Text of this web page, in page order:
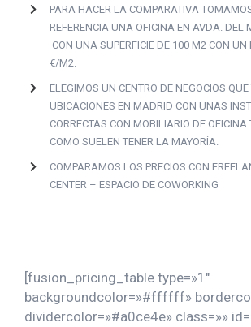
PARA HACER LA COMPARATIVA
REFERENCIA UNA OFICINA EN AVDA. DEL
CON UNA SUPERFICIE DE 100 M2 CON UN
€/M2.
ELEGIMOS UN CENTRO DE NEGOCIOS
UBICACIONES EN MADRID CON UNAS
CORRECTAS CON MOBILIARIO DE OFICINA
COMO SUELEN TENER LA MAYORÍA.
COMPARAMOS LOS PRECIOS CON
CENTER – ESPACIO DE COWORKING
[fusion_pricing_table type=»1″
backgroundcolor=»#ffffff»
dividercolor=»#a0ce4e» class=»»